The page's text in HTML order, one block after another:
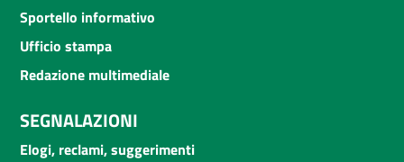
Sportello informativo
Ufficio stampa
Redazione multimediale
SEGNALAZIONI
Elogi, reclami, suggerimenti